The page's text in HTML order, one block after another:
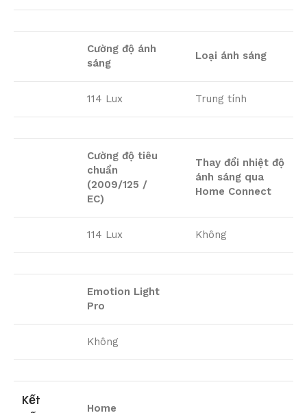
Cường độ ánh
sáng
Loại ánh sáng
114 Lux Trung tính
Cường độ tiêu
chuẩn
(2009/125 /
EC)
Thay đổi nhiệt độ
ánh sáng qua
Home Connect
114 Lux Không
Emotion Light
Pro
Không
Kết
Home